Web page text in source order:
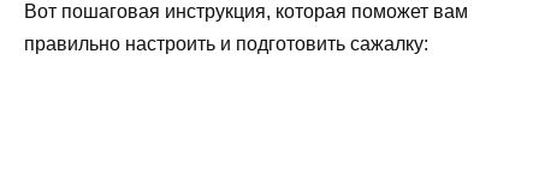
Вот пошаговая инструкция, которая поможет вам
правильно настроить и подготовить сажалку: